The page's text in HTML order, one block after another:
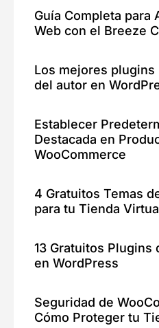
Guía Completa para
Web con el Breeze
Los mejores plugins
del autor en
Establecer
Destacada en
WooCommerce
4 Gratuitos Temas
para tu Tienda
13 Gratuitos Plugins
en WordPress
Seguridad de
Cómo Proteger tu